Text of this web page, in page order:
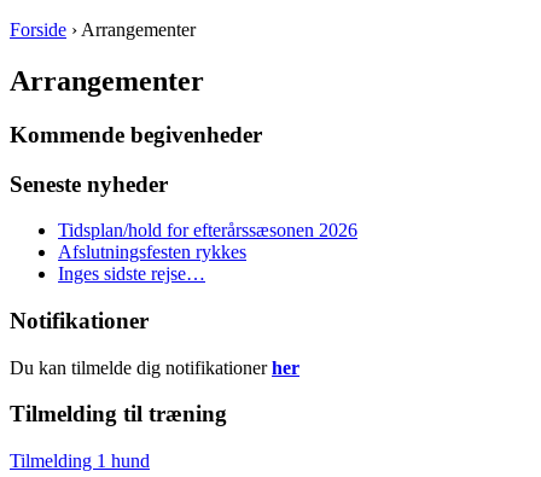
Forside › Arrangementer
Arrangementer
Kommende begivenheder
Seneste nyheder
Tidsplan/hold for efterårssæsonen 2026
Afslutningsfesten rykkes
Inges sidste rejse…
Notifikationer
Du kan tilmelde dig notifikationerher
Tilmelding til træning
Tilmelding 1 hund